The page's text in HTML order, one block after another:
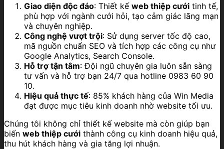
Giao diện độc đáo: Thiết kế web thiệp cưới tinh tế,
phù hợp với ngành cưới hỏi, tạo cảm giác lãng mạn
và chuyên nghiệp.
Công nghệ vượt trội: Sử dụng server tốc độ cao,
mã nguồn chuẩn SEO và tích hợp các công cụ như
Google Analytics, Search Console.
Hỗ trợ tận tâm: Đội ngũ chuyên gia luôn sẵn sàng
tư vấn và hỗ trợ bạn 24/7 qua hotline 0983 60 90
10.
Hiệu quả thực tế: 85% khách hàng của Win Media
đạt được mục tiêu kinh doanh nhờ website tối ưu.
Chúng tôi không chỉ thiết kế website mà còn giúp bạn
biến web thiệp cưới thành công cụ kinh doanh hiệu quả,
thu hút khách hàng và gia tăng lợi nhuận.